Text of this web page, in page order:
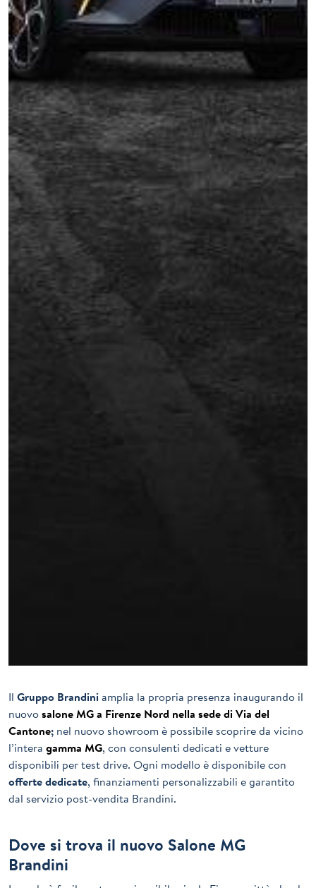
Il Gruppo Brandiniamplia la propria presenza inaugurando il
nuovosalone MG a Firenze Nord nella sede di Via del
Cantone; nel nuovo showroom è possibile scoprire da vicino
l’intera gamma MG, con consulenti dedicati e vetture
disponibili per test drive. Ogni modello è disponibile con
offerte dedicate, finanziamenti personalizzabili e garantito
dal servizio post-vendita Brandini.
Dove si trova il nuovo Salone MG
Brandini